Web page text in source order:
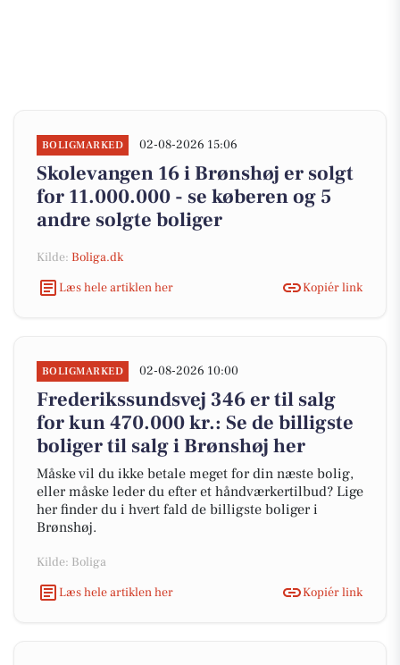
BOLIGMARKED 02-08-2026 15:06
Skolevangen 16 i Brønshøj er solgt
for 11.000.000 - se køberen og 5
andre solgte boliger
Kilde: Boliga.dk
Læs hele artiklen her
Kopiér link
BOLIGMARKED 02-08-2026 10:00
Frederikssundsvej 346 er til salg
for kun 470.000 kr.: Se de billigste
boliger til salg i Brønshøj her
Måske vil du ikke betale meget for din næste bolig,
eller måske leder du efter et håndværkertilbud? Lige
her finder du i hvert fald de billigste boliger i
Brønshøj.
Kilde: Boliga
Læs hele artiklen her
Kopiér link